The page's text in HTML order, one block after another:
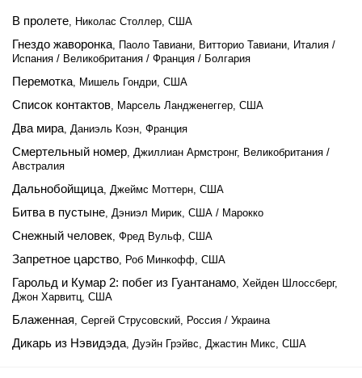
В пролете, Николас Столлер, США
Гнездо жаворонка, Паоло Тавиани, Витторио Тавиани, Италия /
Испания / Великобритания / Франция / Болгария
Перемотка, Мишель Гондри, США
Список контактов, Марсель Ландженеггер, США
Два мира, Даниэль Коэн, Франция
Смертельный номер, Джиллиан Армстронг, Великобритания /
Австралия
Дальнобойщица, Джеймс Моттерн, США
Битва в пустыне, Дэниэл Мирик, США / Марокко
Снежный человек, Фред Вульф, США
Запретное царство, Роб Минкофф, США
Гарольд и Кумар 2: побег из Гуантанамо, Хейден Шлоссберг,
Джон Харвитц, США
Блаженная, Сергей Струсовский, Россия / Украина
Дикарь из Нэвидэда, Дуэйн Грэйвс, Джастин Микс, США